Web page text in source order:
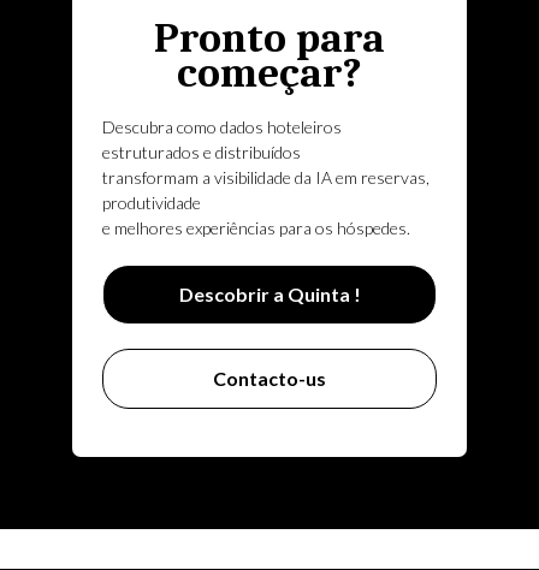
Pronto para
começar?
Descubra como dados hoteleiros
estruturados e distribuídos
transformam a visibilidade da IA em reservas,
produtividade
e melhores experiências para os hóspedes.
Descobrir a Quinta !
Contacto-us